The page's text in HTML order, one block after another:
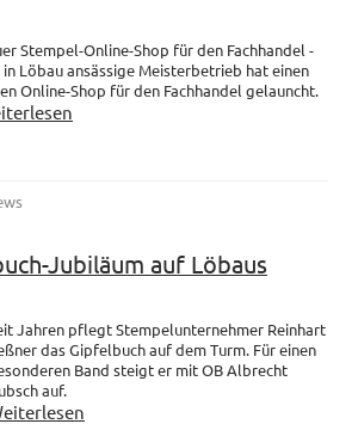
Stempel-Online-Shop für den Fachhandel -
in Löbau ansässige Meisterbetrieb hat einen
Online-Shop für den Fachhandel gelauncht.
Jubiläum auf Löbaus
Jahren pflegt Stempelunternehmer Reinhart
das Gipfelbuch auf dem Turm. Für einen
Band steigt er mit OB Albrecht
auf.